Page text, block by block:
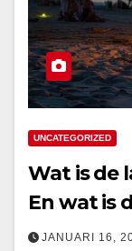
UNCATEGORIZED
Wat is de
En wat is
JANUARI 16,